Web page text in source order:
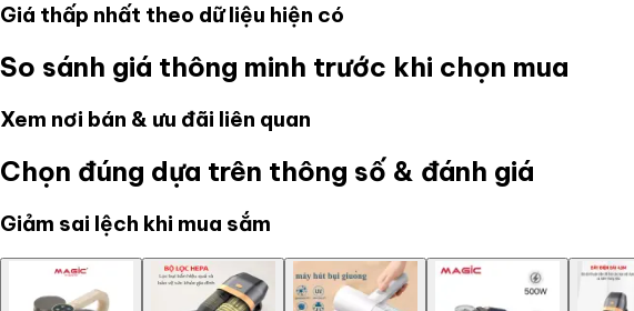
Giá thấp nhất theo dữ liệu hiện có
So sánh giá thông minh trước khi chọn mua
Xem nơi bán & ưu đãi liên quan
Chọn đúng dựa trên thông số & đánh giá
Giảm sai lệch khi mua sắm